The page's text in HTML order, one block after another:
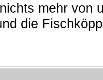
mehr von
die